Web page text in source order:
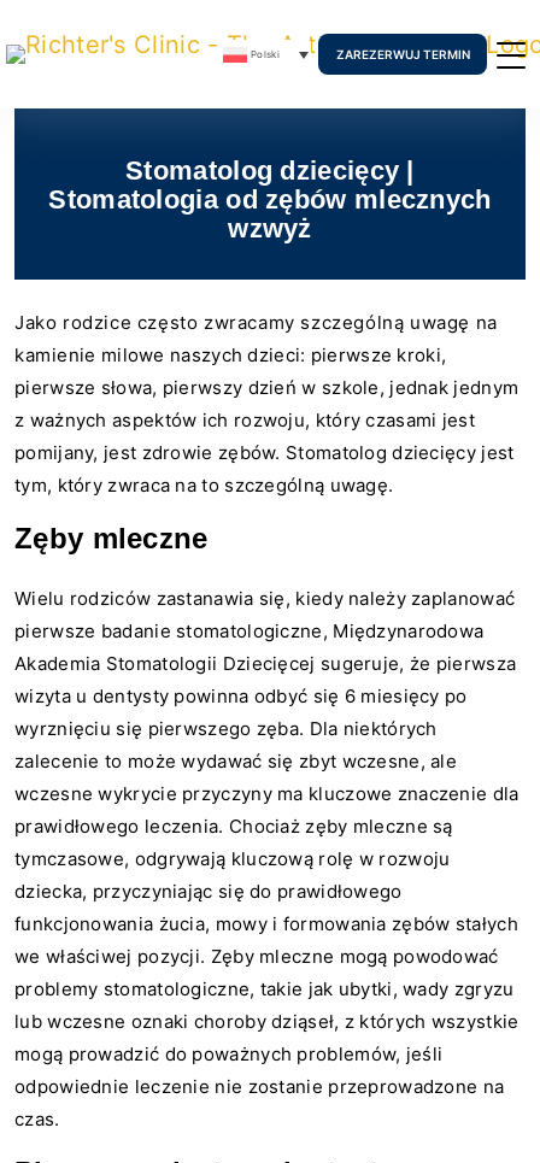
Polski ZAREZERWUJ TERMIN
Stomatolog dziecięcy |
Stomatologia od zębów mlecznych
wzwyż
Jako rodzice często zwracamy szczególną uwagę na
kamienie milowe naszych dzieci: pierwsze kroki,
pierwsze słowa, pierwszy dzień w szkole, jednak jednym
z ważnych aspektów ich rozwoju, który czasami jest
pomijany, jest zdrowie zębów. Stomatolog dziecięcy jest
tym, który zwraca na to szczególną uwagę.
Zęby mleczne
Wielu rodziców zastanawia się, kiedy należy zaplanować
pierwsze badanie stomatologiczne, Międzynarodowa
Akademia Stomatologii Dziecięcej sugeruje, że pierwsza
wizyta u dentysty powinna odbyć się 6 miesięcy po
wyrznięciu się pierwszego zęba. Dla niektórych
zalecenie to może wydawać się zbyt wczesne, ale
wczesne wykrycie przyczyny ma kluczowe znaczenie dla
prawidłowego leczenia. Chociaż zęby mleczne są
tymczasowe, odgrywają kluczową rolę w rozwoju
dziecka, przyczyniając się do prawidłowego
funkcjonowania żucia, mowy i formowania zębów stałych
we właściwej pozycji. Zęby mleczne mogą powodować
problemy stomatologiczne, takie jak ubytki, wady zgryzu
lub wczesne oznaki choroby dziąseł, z których wszystkie
mogą prowadzić do poważnych problemów, jeśli
odpowiednie leczenie nie zostanie przeprowadzone na
czas.